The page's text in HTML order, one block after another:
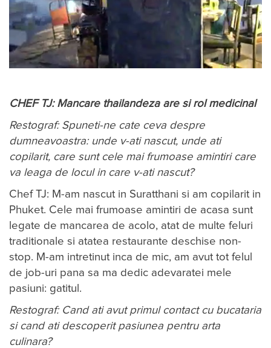
CHEF TJ: Mancare thailandeza are si rol medicinal
Restograf: Spuneti-ne cate ceva despre
dumneavoastra: unde v-ati nascut, unde ati
copilarit, care sunt cele mai frumoase amintiri care
va leaga de locul in care v-ati nascut?
Chef TJ: M-am nascut in Suratthani si am copilarit in
Phuket. Cele mai frumoase amintiri de acasa sunt
legate de mancarea de acolo, atat de multe feluri
traditionale si atatea restaurante deschise non-
stop. M-am intretinut inca de mic, am avut tot felul
de job-uri pana sa ma dedic adevaratei mele
pasiuni: gatitul.
Restograf: Cand ati avut primul contact cu bucataria
si cand ati descoperit pasiunea pentru arta
culinara?